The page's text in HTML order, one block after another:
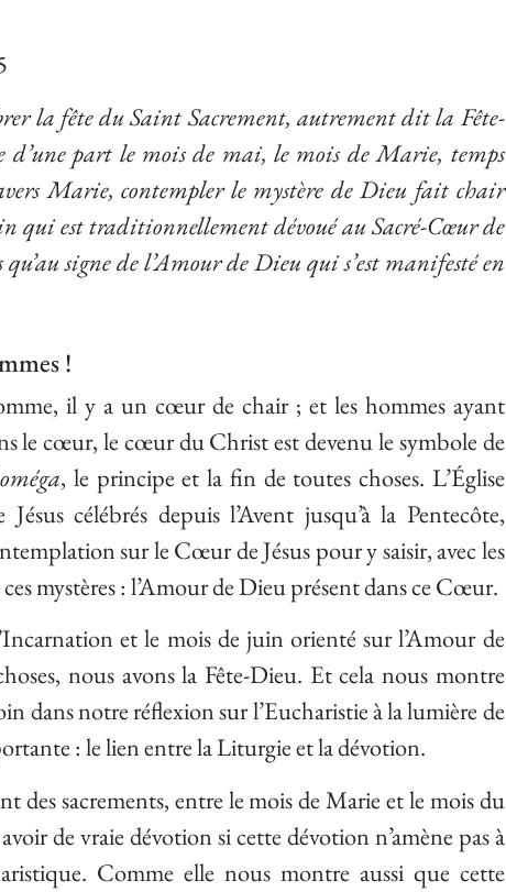
la fête du Saint Sacrement, autrement dit la Fête-
part le mois de mai, le mois de Marie, temps
Marie, contempler le mystère de Dieu fait chair
qui est traditionnellement dévoué au Sacré-Cœur de
qu’au signe de l’Amour de Dieu qui s’est manifesté en
!
il y a un cœur de chair ; et les hommes ayant
le cœur, le cœur du Christ est devenu le symbole de
oméga, le principe et la fin de toutes choses. L’Église
célébrés depuis l’Avent jusqu’à la Pentecôte,
sur le Cœur de Jésus pour y saisir, avec les
mystères : l’Amour de Dieu présent dans ce Cœur.
et le mois de juin orienté sur l’Amour de
nous avons la Fête-Dieu. Et cela nous montre
dans notre réflexion sur l’Eucharistie à la lumière de
: le lien entre la Liturgie et la dévotion.
des sacrements, entre le mois de Marie et le mois du
de vraie dévotion si cette dévotion n’amène pas à
Comme elle nous montre aussi que cette